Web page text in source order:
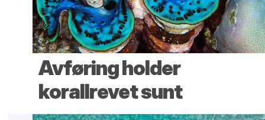
Avføring holder
korallrevet sunt